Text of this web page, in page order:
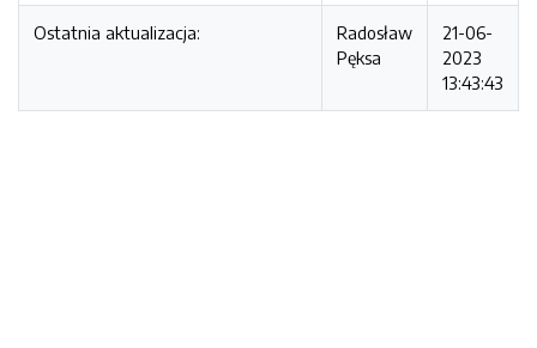
Ostatnia aktualizacja:
Radosław
Pęksa
21-06-
2023
13:43:43